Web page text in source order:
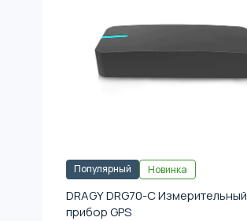
Популярный Новинка
DRAGY DRG70-C Измерительный
прибор GPS